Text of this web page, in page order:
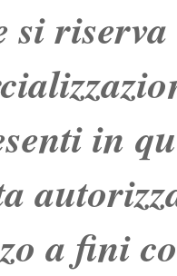
si
in
a fini